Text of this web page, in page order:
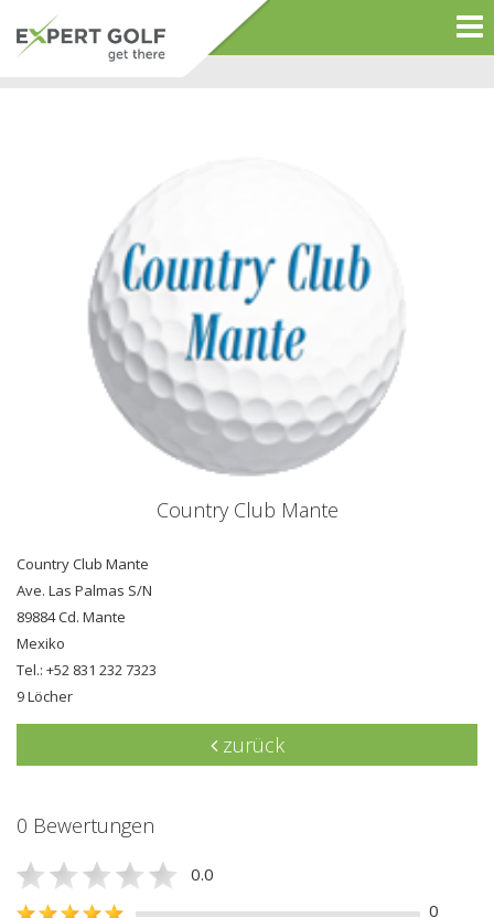
Country Club Mante
Country Club Mante
Ave. Las Palmas S/N
89884 Cd. Mante
Mexiko
Tel.: +52 831 232 7323
9 Löcher
zurück
0 Bewertungen
0.0
0